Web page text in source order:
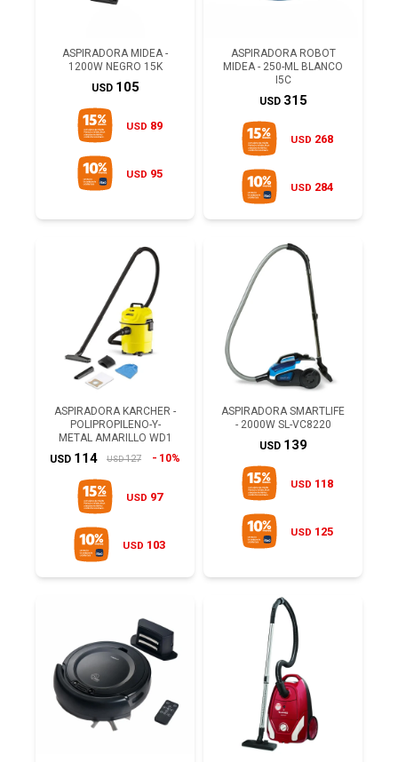
ASPIRADORA MIDEA -
1200W NEGRO 15K
USD 105
USD 89
USD 95
ASPIRADORA ROBOT
MIDEA - 250-ML BLANCO
I5C
USD 315
USD 268
USD 284
ASPIRADORA KARCHER -
POLIPROPILENO-Y-
METAL AMARILLO WD1
USD 114 USD 127 10%
USD 97
USD 103
ASPIRADORA SMARTLIFE
- 2000W SL-VC8220
USD 139
USD 118
USD 125